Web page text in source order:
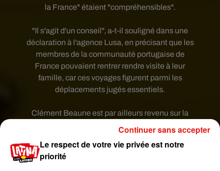
la France" étaient "compréhensibles".
"Il s'agit d'un conseil", a-t-il souligné dans une
déclaration à l'agence Lusa, en précisant que les
membres de la communauté portugaise de
France pouvaient rentrer rendre visite à leur
famille, car ces voyages figurent parmi les
déplacements jugés essentiels.
Clément Beaune est par ailleurs revenu sur la
prudence. "On a vu des moments préoccupants,
des stades en Hongrie où il n'y avait plus de jauge
Le respect de votre vie privée est notre
priorité
Continuer sans accepter